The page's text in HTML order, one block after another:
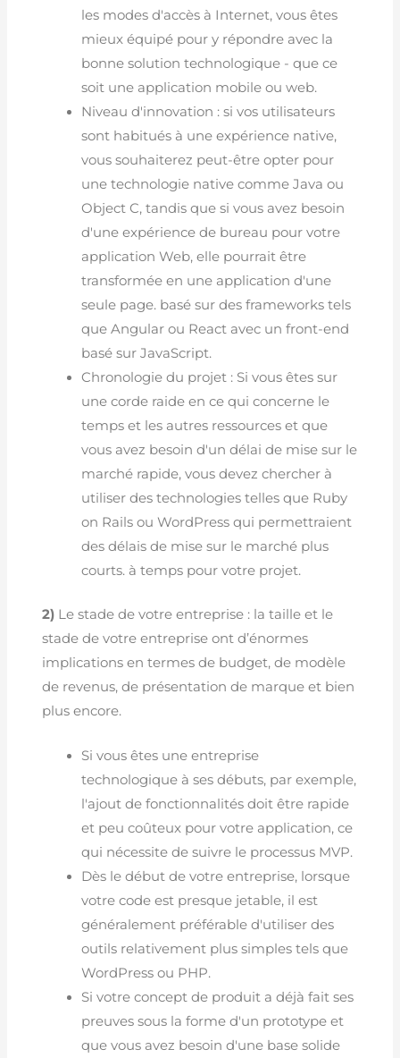
les modes d'accès à Internet, vous êtes
mieux équipé pour y répondre avec la
bonne solution technologique - que ce
soit une application mobile ou web.
Niveau d'innovation : si vos utilisateurs
sont habitués à une expérience native,
vous souhaiterez peut-être opter pour
une technologie native comme Java ou
Object C, tandis que si vous avez besoin
d'une expérience de bureau pour votre
application Web, elle pourrait être
transformée en une application d'une
seule page. basé sur des frameworks tels
que Angular ou React avec un front-end
basé sur JavaScript.
Chronologie du projet : Si vous êtes sur
une corde raide en ce qui concerne le
temps et les autres ressources et que
vous avez besoin d'un délai de mise sur le
marché rapide, vous devez chercher à
utiliser des technologies telles que Ruby
on Rails ou WordPress qui permettraient
des délais de mise sur le marché plus
courts. à temps pour votre projet.
2) Le stade de votre entreprise : la taille et le
stade de votre entreprise ont d’énormes
implications en termes de budget, de modèle
de revenus, de présentation de marque et bien
plus encore.
Si vous êtes une entreprise
technologique à ses débuts, par exemple,
l'ajout de fonctionnalités doit être rapide
et peu coûteux pour votre application, ce
qui nécessite de suivre le processus MVP.
Dès le début de votre entreprise, lorsque
votre code est presque jetable, il est
généralement préférable d'utiliser des
outils relativement plus simples tels que
WordPress ou PHP.
Si votre concept de produit a déjà fait ses
preuves sous la forme d'un prototype et
que vous avez besoin d'une base solide